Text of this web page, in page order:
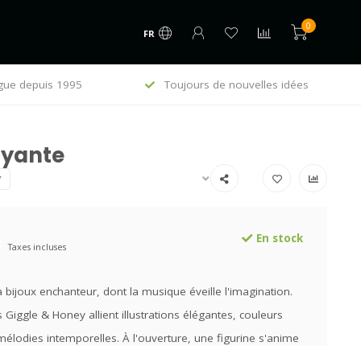
FR
0
depuis 1995 Toujours de nouvelles idées
Taxes incluses
En stock
bijoux enchanteur, dont la musique éveille l'imagination.
Giggle & Honey allient illustrations élégantes, couleurs
intemporelles. À l'ouverture, une figurine s'anime